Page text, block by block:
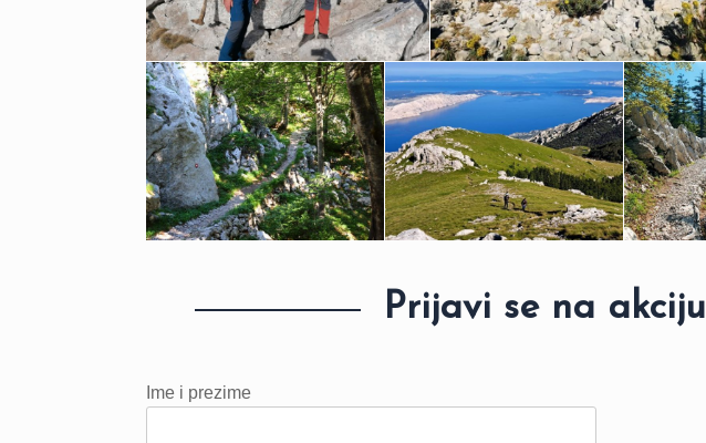
Prijavi se na akciju
Ime i prezime